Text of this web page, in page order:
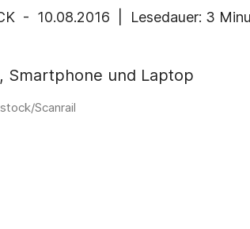
- 10.08.2016 | Lesedauer: 3
Scanrail